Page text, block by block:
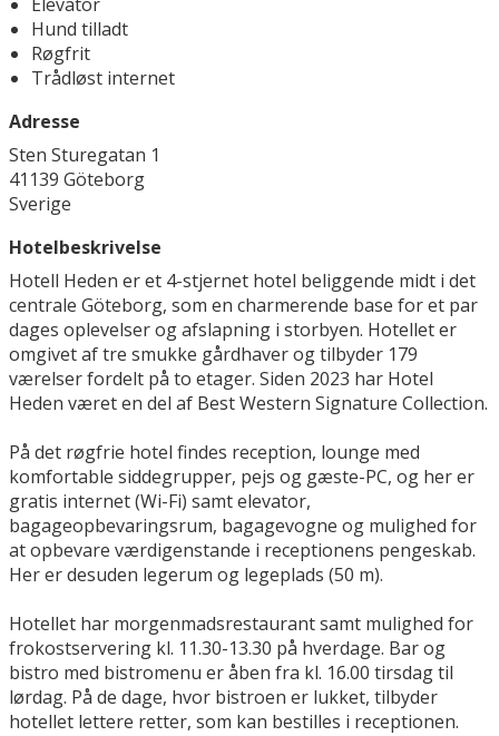
Hund tilladt
Røgfrit
Trådløst internet
Adresse
Sten Sturegatan 1
41139 Göteborg
Sverige
Hotelbeskrivelse
Hotell Heden er et 4-stjernet hotel beliggende midt i det
centrale Göteborg, som en charmerende base for et par
dages oplevelser og afslapning i storbyen. Hotellet er
omgivet af tre smukke gårdhaver og tilbyder 179
værelser fordelt på to etager. Siden 2023 har Hotel
Heden været en del af Best Western Signature Collection.
På det røgfrie hotel findes reception, lounge med
komfortable siddegrupper, pejs og gæste-PC, og her er
gratis internet (Wi-Fi) samt elevator,
bagageopbevaringsrum, bagagevogne og mulighed for
at opbevare værdigenstande i receptionens pengeskab.
Her er desuden legerum og legeplads (50 m).
Hotellet har morgenmadsrestaurant samt mulighed for
frokostservering kl. 11.30-13.30 på hverdage. Bar og
bistro med bistromenu er åben fra kl. 16.00 tirsdag til
lørdag. På de dage, hvor bistroen er lukket, tilbyder
hotellet lettere retter, som kan bestilles i receptionen.